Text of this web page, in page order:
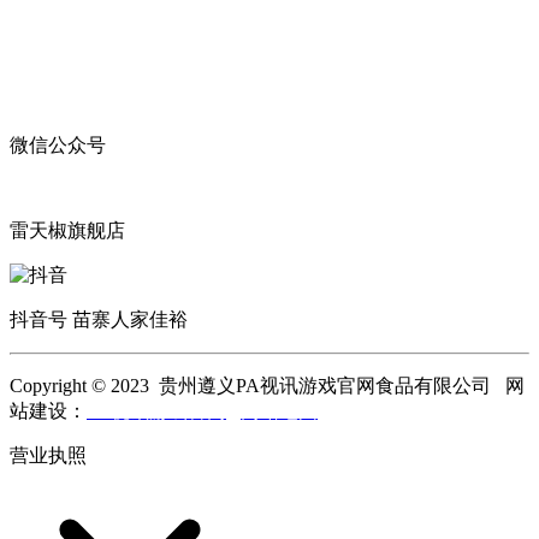
微信公众号
雷天椒旗舰店
抖音号 苗寨人家佳裕
Copyright © 2023 贵州遵义PA视讯游戏官网食品有限公司 网
站建设：
营业执照